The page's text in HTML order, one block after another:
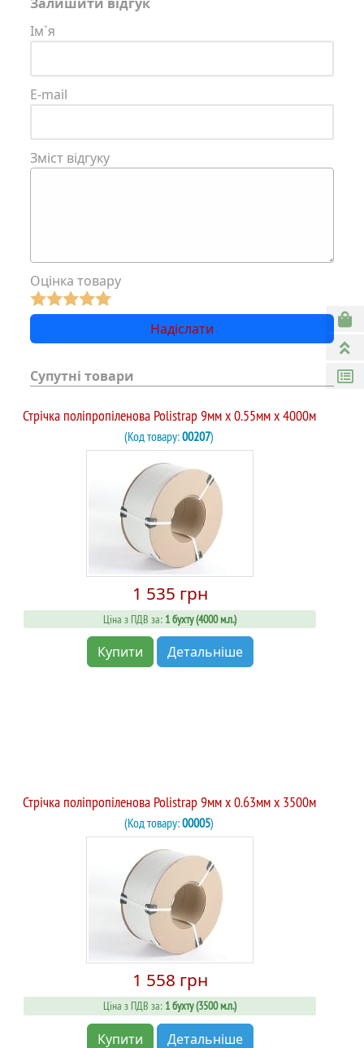
Ім`я
E-mail
Зміст відгуку
Оцінка товару
Супутні товари
Стрічка поліпропіленова Polistrap 9мм х 0.55мм х 4000м
(Код товару:00207)
1 535 грн
Ціна з ПДВ за: 1 бухту (4000 м.п.)
Купити Детальніше
Стрічка поліпропіленова Polistrap 9мм х 0.63мм х 3500м
(Код товару:00005)
1 558 грн
Ціна з ПДВ за: 1 бухту (3500 м.п.)
Купити Детальніше